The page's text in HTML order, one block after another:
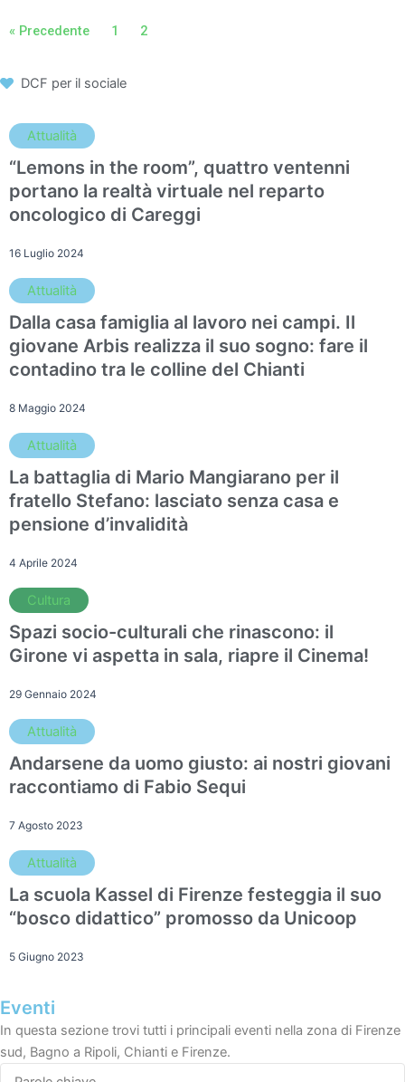
« Precedente 1 2
DCF per il sociale
Attualità
“Lemons in the room”, quattro ventenni
portano la realtà virtuale nel reparto
oncologico di Careggi
16 Luglio 2024
Attualità
Dalla casa famiglia al lavoro nei campi. Il
giovane Arbis realizza il suo sogno: fare il
contadino tra le colline del Chianti
8 Maggio 2024
Attualità
La battaglia di Mario Mangiarano per il
fratello Stefano: lasciato senza casa e
pensione d’invalidità
4 Aprile 2024
Cultura
Spazi socio-culturali che rinascono: il
Girone vi aspetta in sala, riapre il Cinema!
29 Gennaio 2024
Attualità
Andarsene da uomo giusto: ai nostri giovani
raccontiamo di Fabio Sequi
7 Agosto 2023
Attualità
La scuola Kassel di Firenze festeggia il suo
“bosco didattico” promosso da Unicoop
5 Giugno 2023
Eventi
In questa sezione trovi tutti i principali eventi nella zona di Firenze
sud, Bagno a Ripoli, Chianti e Firenze.